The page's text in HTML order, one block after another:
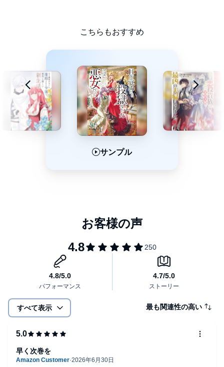
身内も大人も貴族も、みんなまとめて手玉に取る！ 金儲けまっ
Nishizaki (P)TO Books.
こちらもおすすめ
サンプル
すべて表示 最も関連性の高い
早く次巻を